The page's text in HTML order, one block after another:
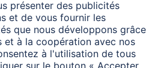
x
38 x 5 x 27 cm